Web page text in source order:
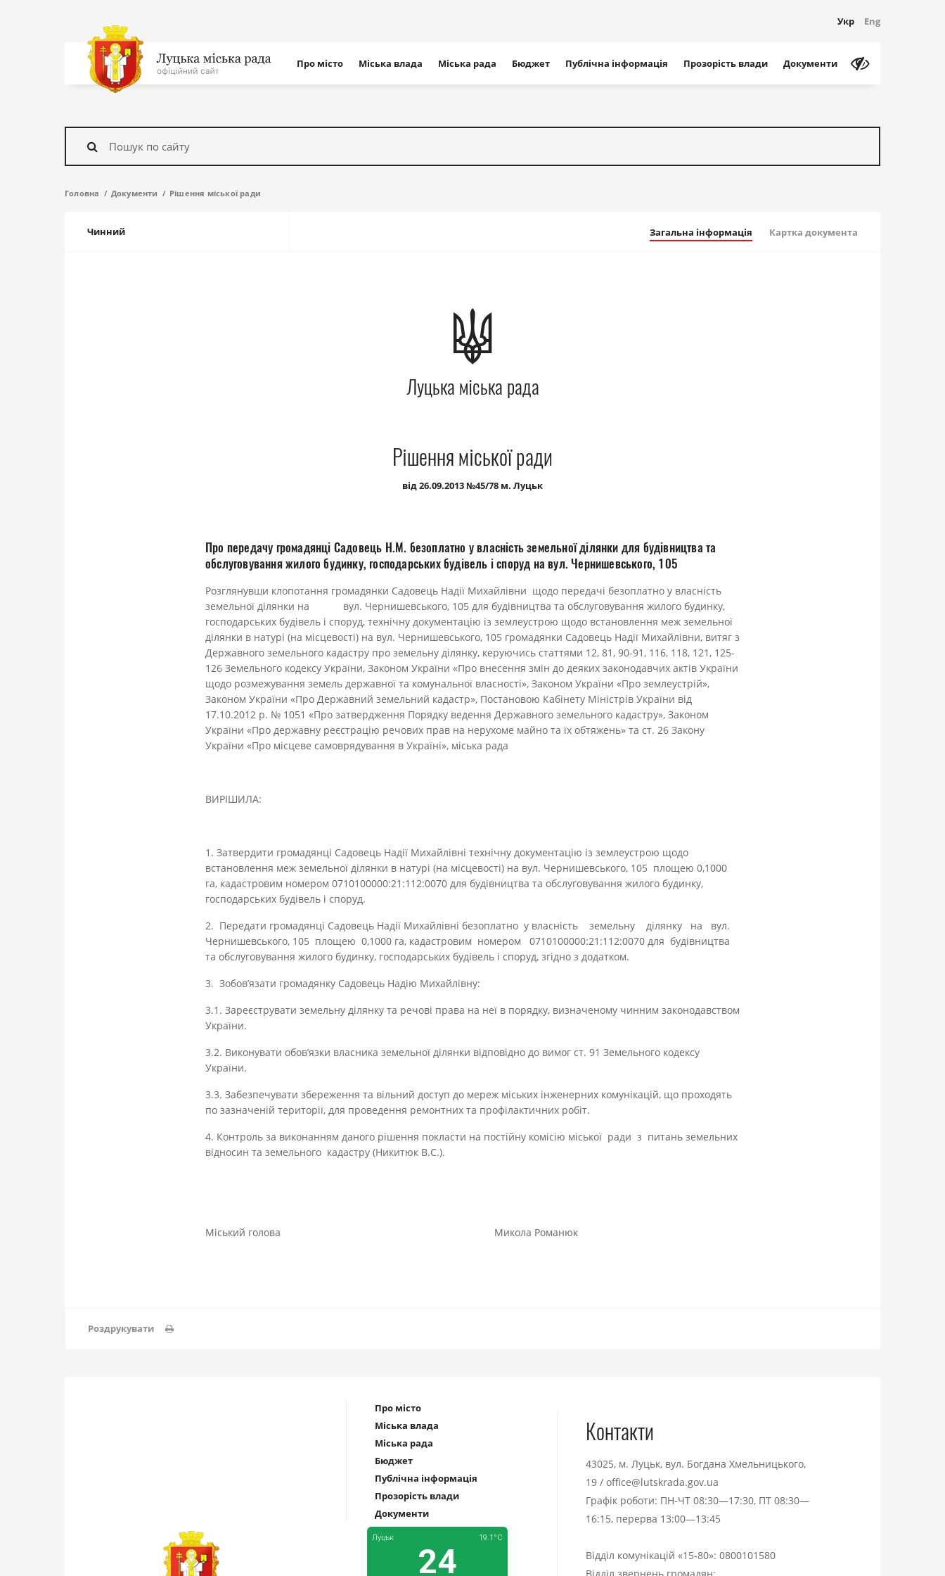
Укр Eng
На
головну
сайту
Про місто Міська влада Міська рада Бюджет Публічна інформація Прозорість влади Документи
Знайти
Головна Документи Рішення міської ради
Чинний Загальна інформація Картка документа
Луцька міська рада
Рішення міської ради
від 26.09.2013 №45/78 м. Луцьк
Про передачу громадянці Садовець Н.М. безоплатно у власність земельної ділянки для будівництва та
обслуговування жилого будинку, господарських будівель і споруд на вул. Чернишевського, 105
Розглянувши клопотання громадянки Садовець Надії Михайлівни щодо передачі безоплатно у власність
земельної ділянки на вул. Чернишевського, 105 для будівництва та обслуговування жилого будинку,
господарських будівель і споруд, технічну документацію із землеустрою щодо встановлення меж земельної
ділянки в натурі (на місцевості) на вул. Чернишевського, 105 громадянки Садовець Надії Михайлівни, витяг з
Державного земельного кадастру про земельну ділянку, керуючись статтями 12, 81, 90-91, 116, 118, 121, 125-
126 Земельного кодексу України, Законом України «Про внесення змін до деяких законодавчих актів України
щодо розмежування земель державної та комунальної власності», Законом України «Про землеустрій»,
Законом України «Про Державний земельний кадастр», Постановою Кабінету Міністрів України від
17.10.2012 р. № 1051 «Про затвердження Порядку ведення Державного земельного кадастру», Законом
України «Про державну реєстрацію речових прав на нерухоме майно та їх обтяжень» та ст. 26 Закону
України «Про місцеве самоврядування в Україні», міська рада
ВИРІШИЛА:
1. Затвердити громадянці Садовець Надії Михайлівні технічну документацію із землеустрою щодо
встановлення меж земельної ділянки в натурі (на місцевості) на вул. Чернишевського, 105 площею 0,1000
га, кадастровим номером 0710100000:21:112:0070 для будівництва та обслуговування жилого будинку,
господарських будівель і споруд.
2. Передати громадянці Садовець Надії Михайлівні безоплатно у власність земельну ділянку на вул.
Чернишевського, 105 площею 0,1000 га, кадастровим номером 0710100000:21:112:0070 для будівництва
та обслуговування жилого будинку, господарських будівель і споруд, згідно з додатком.
3. Зобов’язати громадянку Садовець Надію Михайлівну:
3.1. Зареєструвати земельну ділянку та речові права на неї в порядку, визначеному чинним законодавством
України.
3.2. Виконувати обов’язки власника земельної ділянки відповідно до вимог ст. 91 Земельного кодексу
України.
3.3. Забезпечувати збереження та вільний доступ до мереж міських інженерних комунікацій, що проходять
по зазначеній території, для проведення ремонтних та профілактичних робіт.
4. Контроль за виконанням даного рішення покласти на постійну комісію міської ради з питань земельних
відносин та земельного кадастру (Никитюк В.С.).
Міський голова Микола Романюк
Роздрукувати
Про місто
Міська влада
Міська рада
Бюджет
Публічна інформація
Прозорість влади
Документи
Контакти
43025, м. Луцьк, вул. Богдана Хмельницького,
19 / office@lutskrada.gov.ua
Графік роботи: ПН-ЧТ 08:30—17:30, ПТ 08:30—
16:15, перерва 13:00—13:45
Відділ комунікацій «15-80»: 0800101580